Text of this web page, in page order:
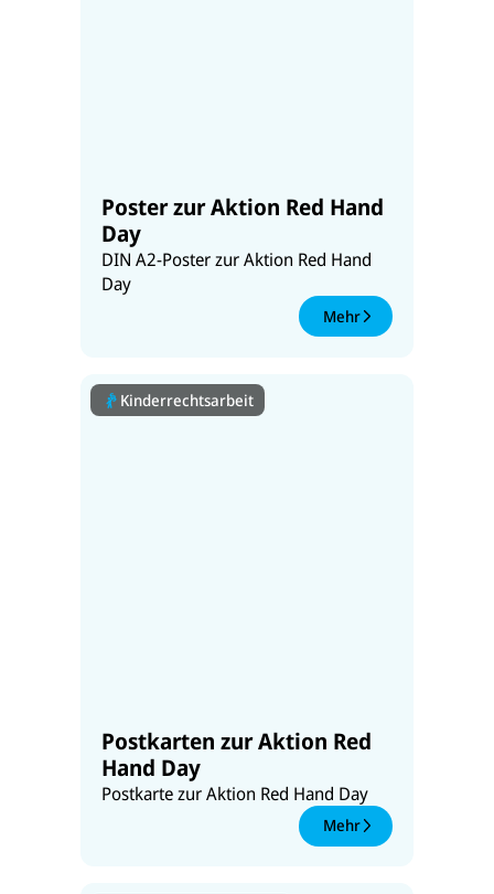
Poster zur Aktion Red Hand
Day
DIN A2-Poster zur Aktion Red Hand
Day
Mehr
Kinderrechtsarbeit
Postkarten zur Aktion Red
Hand Day
Postkarte zur Aktion Red Hand Day
Mehr